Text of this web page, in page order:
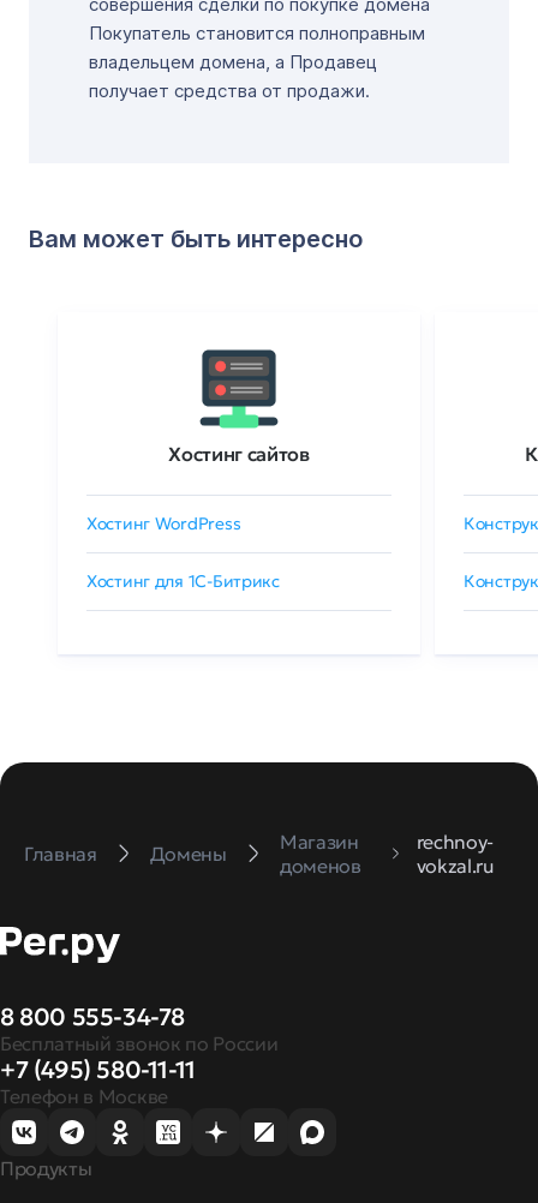
Покупатель становится полноправным
владельцем домена, а Продавец
получает средства от продажи.
Вам может быть интересно
Хостинг сайтов
Хостинг WordPress
Хостинг для 1C-Битрикс
Главная Домены
Магазин
доменов
rechnoy-
vokzal.ru
8 800 555-34-78
Бесплатный звонок по России
+7 (495) 580-11-11
Телефон в Москве
Продукты